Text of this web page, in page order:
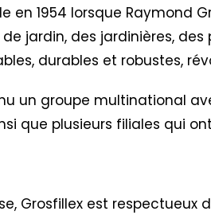
en 1954 lorsque Raymond
jardin, des jardinières,
durables et robustes,
un groupe multinational
que plusieurs filiales qui
Grosfillex est